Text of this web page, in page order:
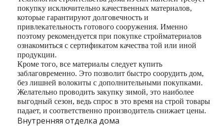
покупку исключительно качественных материалов,
которые гарантируют долговечность и
привлекательность готового сооружения. Именно
поэтому рекомендуется при покупке стройматериалов
ознакомиться с сертификатом качества той или иной
продукции.
Кроме того, все материалы следует купить
заблаговременно. Это позволит быстро соорудить дом,
без лишней волокиты с дополнительными покупками.
Желательно проводить закупку зимой, это наиболее
выгодный сезон, ведь спрос в это время на строй товары
падает, и соответственно производитель снижает цены.
Внутренняя отделка дома